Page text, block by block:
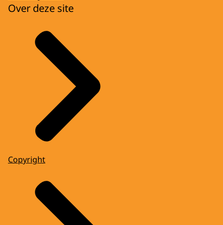
Over deze site
Copyright